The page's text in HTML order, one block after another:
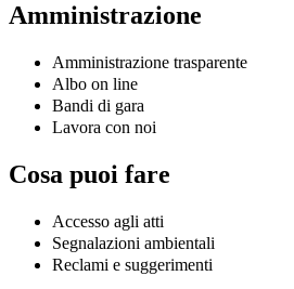
Amministrazione
Amministrazione trasparente
Albo on line
Bandi di gara
Lavora con noi
Cosa puoi fare
Accesso agli atti
Segnalazioni ambientali
Reclami e suggerimenti